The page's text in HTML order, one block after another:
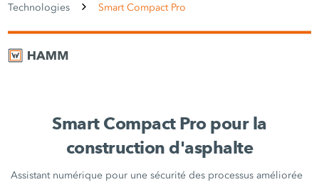
Technologies Smart Compact Pro
Smart Compact Pro pour la
construction d'asphalte
Assistant numérique pour une sécurité des processus améliorée